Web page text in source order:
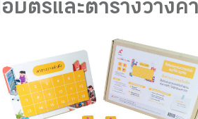
บัตรและตารางวางค